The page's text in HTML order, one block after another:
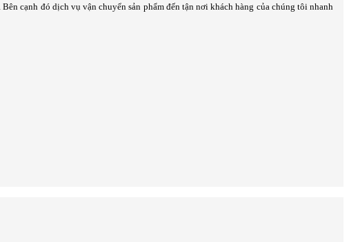
cạnh đó dịch vụ vận chuyển sản phẩm đến tận nơi khách hàng của chúng tôi nhanh